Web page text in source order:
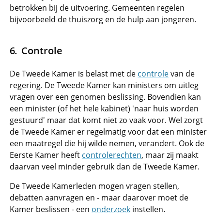
betrokken bij de uitvoering. Gemeenten regelen
bijvoorbeeld de thuiszorg en de hulp aan jongeren.
Controle
De Tweede Kamer is belast met de controlevan de
regering. De Tweede Kamer kan ministers om uitleg
vragen over een genomen beslissing. Bovendien kan
een minister (of het hele kabinet) 'naar huis worden
gestuurd' maar dat komt niet zo vaak voor. Wel zorgt
de Tweede Kamer er regelmatig voor dat een minister
een maatregel die hij wilde nemen, verandert. Ook de
Eerste Kamer heeft controlerechten, maar zij maakt
daarvan veel minder gebruik dan de Tweede Kamer.
De Tweede Kamerleden mogen vragen stellen,
debatten aanvragen en - maar daarover moet de
Kamer beslissen - een onderzoek instellen.